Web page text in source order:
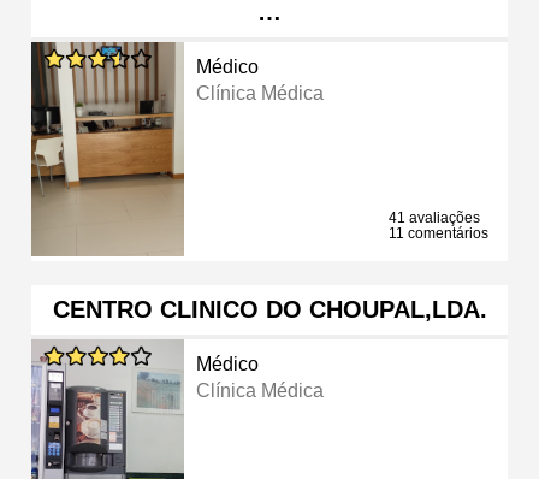
…
Médico
Clínica Médica
41 avaliações
11 comentários
CENTRO CLINICO DO CHOUPAL,LDA.
Médico
Clínica Médica